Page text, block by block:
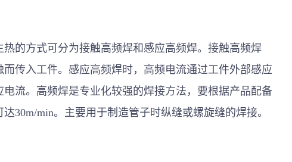
的方式可分为接触高频焊和感应高频焊。接触高频焊
传入工件。感应高频焊时，高频电流通过工件外部感应
流。高频焊是专业化较强的焊接方法，要根据产品配备
30m/min。主要用于制造管子时纵缝或螺旋缝的焊接。